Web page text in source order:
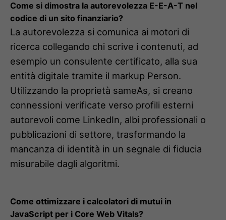
Come si dimostra la autorevolezza E-E-A-T nel
codice di un sito finanziario?
La autorevolezza si comunica ai motori di
ricerca collegando chi scrive i contenuti, ad
esempio un consulente certificato, alla sua
entità digitale tramite il markup Person.
Utilizzando la proprietà sameAs, si creano
connessioni verificate verso profili esterni
autorevoli come LinkedIn, albi professionali o
pubblicazioni di settore, trasformando la
mancanza di identità in un segnale di fiducia
misurabile dagli algoritmi.
Come ottimizzare i calcolatori di mutui in
JavaScript per i Core Web Vitals?